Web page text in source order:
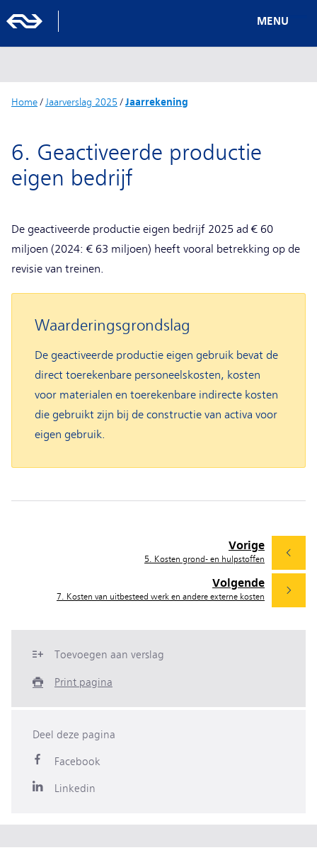
MENU
Home/ Jaarverslag 2025 /Jaarrekening
6. Geactiveerde productie
eigen bedrijf
De geactiveerde productie eigen bedrijf 2025 ad € 60
miljoen (2024: € 63 miljoen) heeft vooral betrekking op de
revisie van treinen.
Waarderingsgrondslag
De geactiveerde productie eigen gebruik bevat de
direct toerekenbare personeelskosten, kosten
voor materialen en toerekenbare indirecte kosten
die gebruikt zijn bij de constructie van activa voor
eigen gebruik.
Volgende
7. Kosten van uitbesteed werk en andere externe kosten
Vorige
5. Kosten grond- en hulpstoffen
Toevoegen aan verslag
Print pagina
Deel deze pagina
Facebook
Linkedin